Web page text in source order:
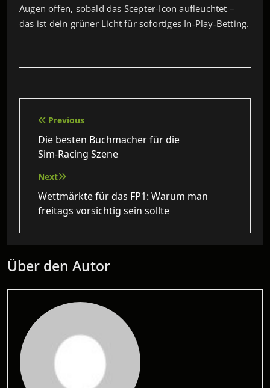
Augen offen, sobald das Scepter-Icon aufleuchtet –
das ist dein grüner Licht für sofortiges In‑Play‑Betting.
Beitragsnavigation
Previous
Die besten Buchmacher für die
Sim‑Racing Szene
Next
Wettmärkte für das FP1: Warum man
freitags vorsichtig sein sollte
Über den Autor